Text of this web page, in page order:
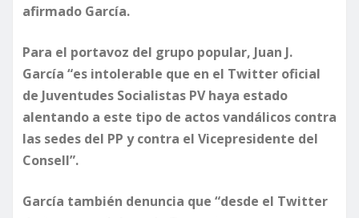
afirmado García.
Para el portavoz del grupo popular, Juan J.
García “es intolerable que en el Twitter oficial
de Juventudes Socialistas PV haya estado
alentando a este tipo de actos vandálicos contra
las sedes del PP y contra el Vicepresidente del
Consell”.
García también denuncia que “desde el Twitter